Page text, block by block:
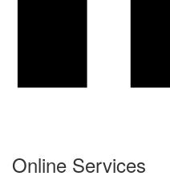
Online Services